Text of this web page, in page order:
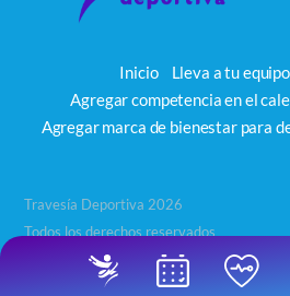
Inicio
Lleva a tu
Agregar competencia en el
Agregar marca de bienestar para
Travesía Deportiva 2026
Todos los derechos reservados